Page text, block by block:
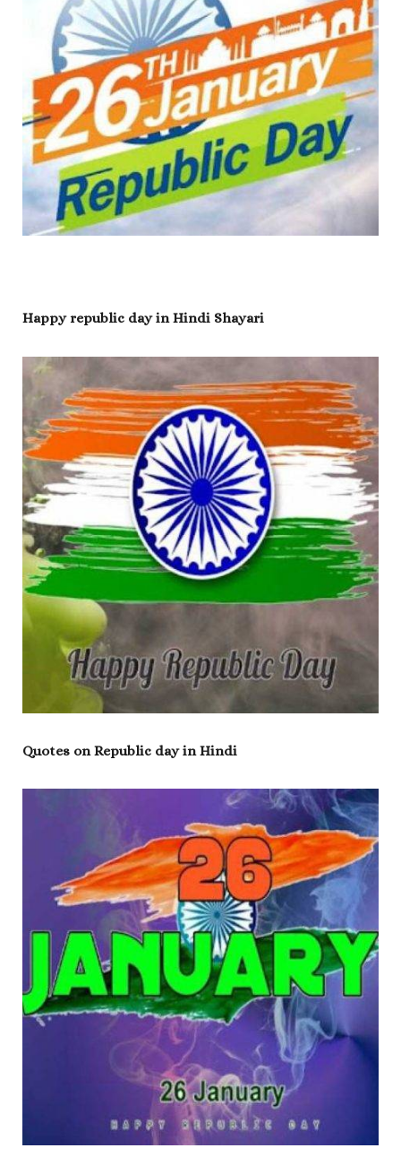
Happy republic day in Hindi Shayari
Quotes on Republic day in Hindi